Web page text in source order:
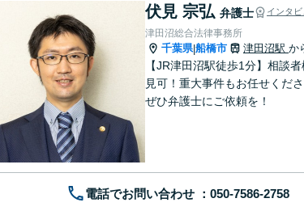
伏見 宗弘 弁護士 インタ
津田沼総合法律事務所
千葉県|船橋市 津田沼駅 か
【JR津田沼駅徒歩1分】相談
見可！重大事件もお任せくだ
ぜひ弁護士にご依頼を！
電話でお問い合わせ